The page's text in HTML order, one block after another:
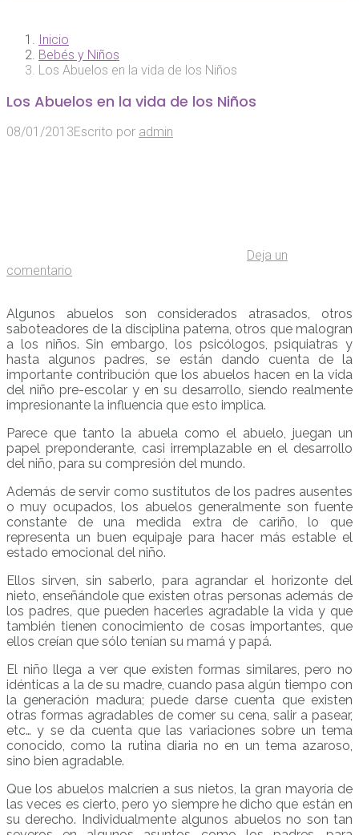
Inicio
Bebés y Niños
Los Abuelos en la vida de los Niños
Los Abuelos en la vida de los Niños
08/01/2013Escrito por admin
Deja un
comentario
Algunos abuelos son considerados atrasados, otros
saboteadores de la disciplina paterna, otros que malogran
a los niños. Sin embargo, los psicólogos, psiquiatras y
hasta algunos padres, se están dando cuenta de la
importante contribución que los abuelos hacen en la vida
del niño pre-escolar y en su desarrollo, siendo realmente
impresionante la influencia que esto implica.
Parece que tanto la abuela como el abuelo, juegan un
papel preponderante, casi irremplazable en el desarrollo
del niño, para su compresión del mundo.
Además de servir como sustitutos de los padres ausentes
o muy ocupados, los abuelos generalmente son fuente
constante de una medida extra de cariño, lo que
representa un buen equipaje para hacer más estable el
estado emocional del niño.
Ellos sirven, sin saberlo, para agrandar el horizonte del
nieto, enseñándole que existen otras personas además de
los padres, que pueden hacerles agradable la vida y que
también tienen conocimiento de cosas importantes, que
ellos creían que sólo tenían su mamá y papá.
El niño llega a ver que existen formas similares, pero no
idénticas a la de su madre, cuando pasa algún tiempo con
la generación madura; puede darse cuenta que existen
otras formas agradables de comer su cena, salir a pasear,
etc… y se da cuenta que las variaciones sobre un tema
conocido, como la rutina diaria no en un tema azaroso,
sino bien agradable.
Que los abuelos malcríen a sus nietos, la gran mayoría de
las veces es cierto, pero yo siempre he dicho que están en
su derecho. Individualmente algunos abuelos no son tan